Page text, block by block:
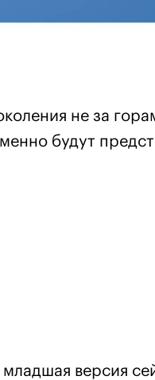
не за
будут
версия